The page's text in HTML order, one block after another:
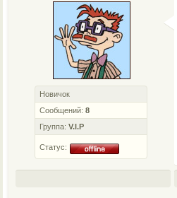
Новичок
Сообщений: 8
Группа: V.I.P
Статус: